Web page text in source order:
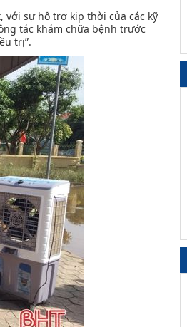
với sự hỗ trợ kịp thời của các kỹ
tác khám chữa bệnh trước
trị”.